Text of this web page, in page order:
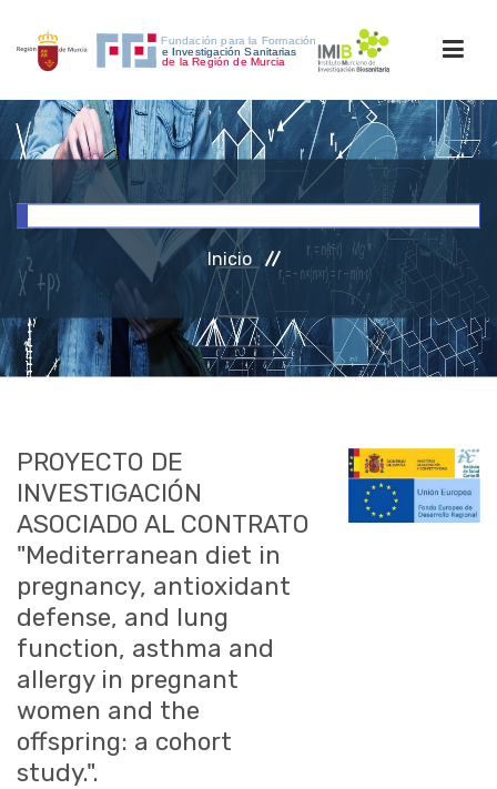
INICIO
INVESTIGACIÓN
RRHH
ACCESO PERSONAL
Inicio
PROYECTO DE
INVESTIGACIÓN
ASOCIADO AL CONTRATO
"Mediterranean diet in
pregnancy, antioxidant
defense, and lung
function, asthma and
allergy in pregnant
women and the
offspring: a cohort
study.".